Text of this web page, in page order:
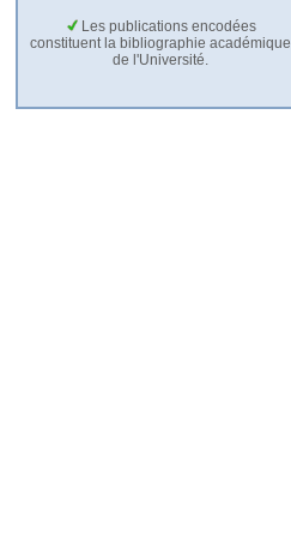
Les publications encodées
constituent la bibliographie académique
de l'Université.